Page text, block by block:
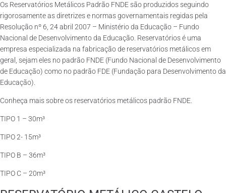
Os Reservatórios Metálicos Padrão FNDE são produzidos seguindo
rigorosamente as diretrizes e normas governamentais regidas pela
Resolução nº 6, 24 abril 2007 – Ministério da Educação – Fundo
Nacional de Desenvolvimento da Educação. Reservatórios é uma
empresa especializada na fabricação de reservatórios metálicos em
geral, sejam eles no padrão FNDE (Fundo Nacional de Desenvolvimento
de Educação) como no padrão FDE (Fundação para Desenvolvimento da
Educação).
Conheça mais sobre os reservatórios metálicos padrão FNDE.
TIPO 1 – 30m³
TIPO 2- 15m³
TIPO B – 36m³
TIPO C – 20m³